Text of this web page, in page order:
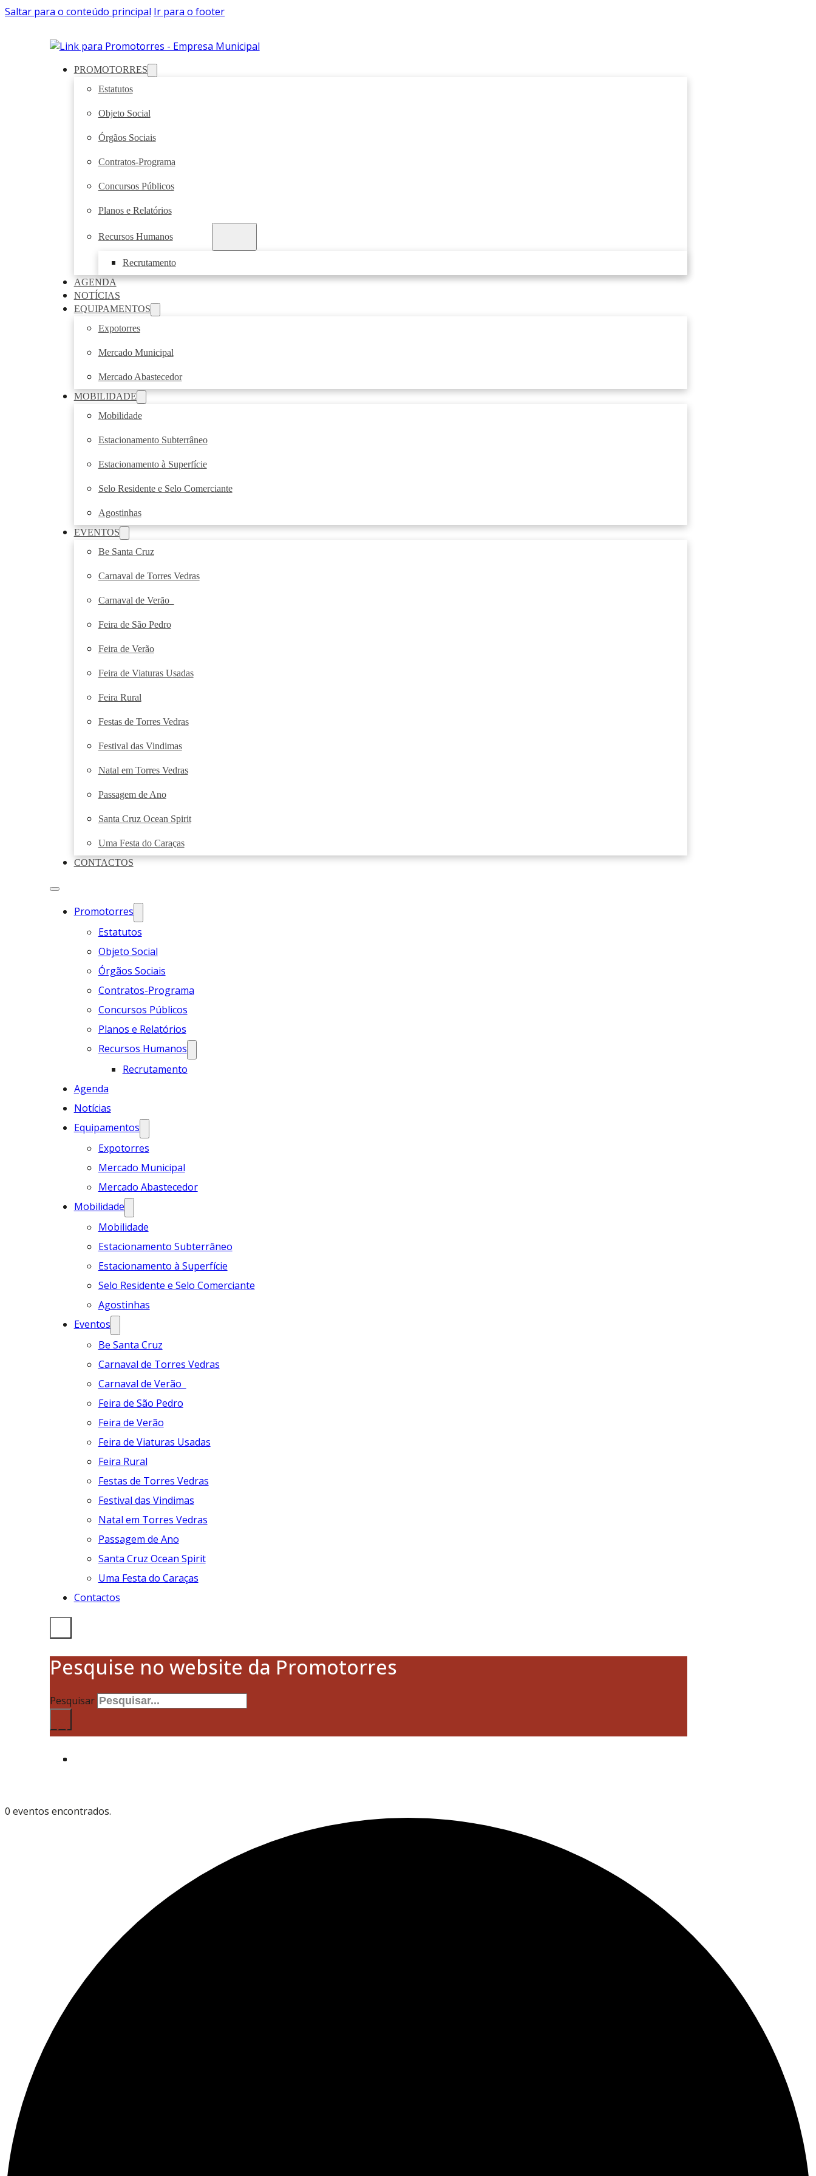
Saltar para o conteúdo principal Ir para o footer
PROMOTORRES
Estatutos
Objeto Social
Órgãos Sociais
Contratos-Programa
Concursos Públicos
Planos e Relatórios
Recursos Humanos
Recrutamento
AGENDA
NOTÍCIAS
EQUIPAMENTOS
Expotorres
Mercado Municipal
Mercado Abastecedor
MOBILIDADE
Mobilidade
Estacionamento Subterrâneo
Estacionamento à Superfície
Selo Residente e Selo Comerciante
Agostinhas
EVENTOS
Be Santa Cruz
Carnaval de Torres Vedras
Carnaval de Verão
Feira de São Pedro
Feira de Verão
Feira de Viaturas Usadas
Feira Rural
Festas de Torres Vedras
Festival das Vindimas
Natal em Torres Vedras
Passagem de Ano
Santa Cruz Ocean Spirit
Uma Festa do Caraças
CONTACTOS
Promotorres
Estatutos
Objeto Social
Órgãos Sociais
Contratos-Programa
Concursos Públicos
Planos e Relatórios
Recursos Humanos
Recrutamento
Agenda
Notícias
Equipamentos
Expotorres
Mercado Municipal
Mercado Abastecedor
Mobilidade
Mobilidade
Estacionamento Subterrâneo
Estacionamento à Superfície
Selo Residente e Selo Comerciante
Agostinhas
Eventos
Be Santa Cruz
Carnaval de Torres Vedras
Carnaval de Verão
Feira de São Pedro
Feira de Verão
Feira de Viaturas Usadas
Feira Rural
Festas de Torres Vedras
Festival das Vindimas
Natal em Torres Vedras
Passagem de Ano
Santa Cruz Ocean Spirit
Uma Festa do Caraças
Contactos
Pesquise no website da Promotorres
Pesquisar
×
0 eventos encontrados.